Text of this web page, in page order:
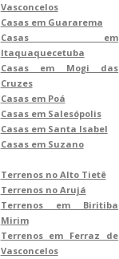
Vasconcelos
Casas em Guararema
Casas em
Itaquaquecetuba
Casas em Mogi das
Cruzes
Casas em Poá
Casas em Salesópolis
Casas em Santa Isabel
Casas em Suzano
Terrenos no Alto Tietê
Terrenos no Arujá
Terrenos em Biritiba
Mirim
Terrenos em Ferraz de
Vasconcelos